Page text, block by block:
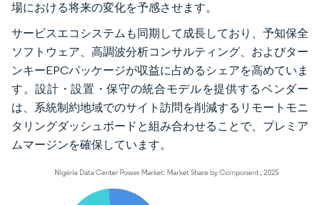
場における将来の変化を予感させます。
サービスエコシステムも同期して成長しており、予知保全
ソフトウェア、高調波分析コンサルティング、およびター
ンキーEPCパッケージが収益に占めるシェアを高めていま
す。設計・設置・保守の統合モデルを提供するベンダー
は、系統制約地域でのサイト訪問を削減するリモートモニ
タリングダッシュボードと組み合わせることで、プレミア
ムマージンを確保しています。